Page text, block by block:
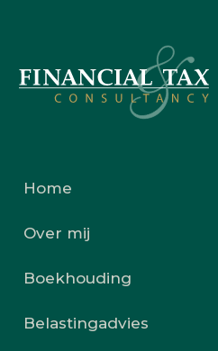
Home
Over mij
Boekhouding
Belastingadvies